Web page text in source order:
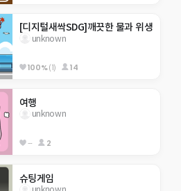
[디지털새싹SDG]깨끗한 물과 위생
unknown
100%(1) 14
여행
unknown
-- 2
슈팅게임